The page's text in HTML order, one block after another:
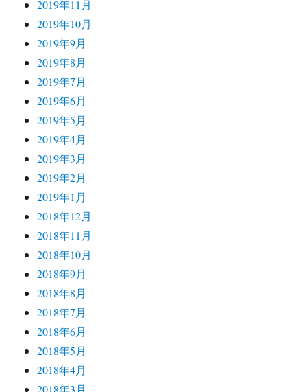
2019年11月
2019年10月
2019年9月
2019年8月
2019年7月
2019年6月
2019年5月
2019年4月
2019年3月
2019年2月
2019年1月
2018年12月
2018年11月
2018年10月
2018年9月
2018年8月
2018年7月
2018年6月
2018年5月
2018年4月
2018年3月